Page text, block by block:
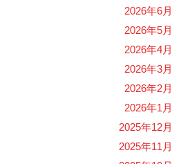
2026年6月
2026年5月
2026年4月
2026年3月
2026年2月
2026年1月
2025年12月
2025年11月